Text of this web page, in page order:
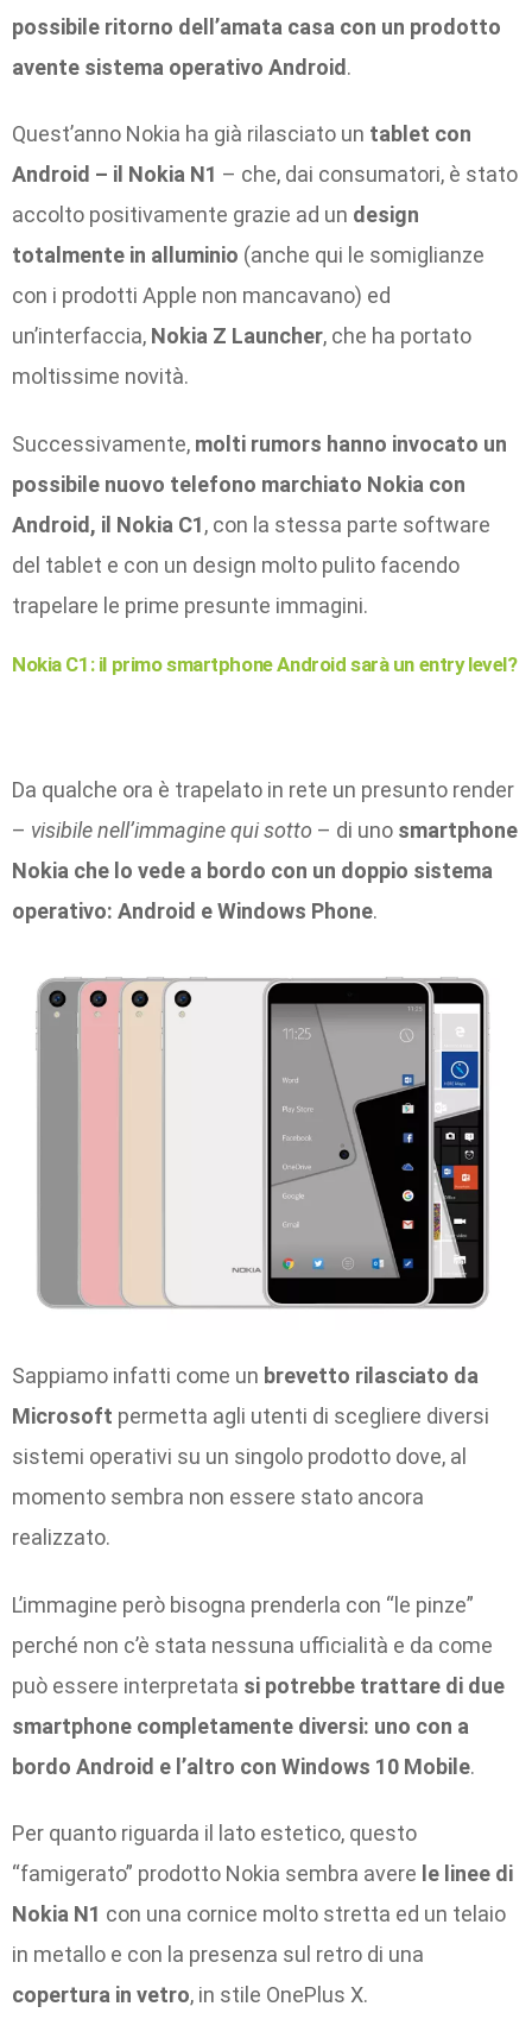
possibile ritorno dell’amata casa con un prodotto
avente sistema operativo Android.
Quest’anno Nokia ha già rilasciato un tablet con
Android – il Nokia N1 – che, dai consumatori, è stato
accolto positivamente grazie ad un design
totalmente in alluminio (anche qui le somiglianze
con i prodotti Apple non mancavano) ed
un’interfaccia, Nokia Z Launcher, che ha portato
moltissime novità.
Successivamente, molti rumors hanno invocato un
possibile nuovo telefono marchiato Nokia con
Android, il Nokia C1, con la stessa parte software
del tablet e con un design molto pulito facendo
trapelare le prime presunte immagini.
Nokia C1: il primo smartphone Android sarà un entry level?
Da qualche ora è trapelato in rete un presunto render
– visibile nell’immagine qui sotto – di uno smartphone
Nokia che lo vede a bordo con un doppio sistema
operativo: Android e Windows Phone.
Sappiamo infatti come un brevetto rilasciato da
Microsoft permetta agli utenti di scegliere diversi
sistemi operativi su un singolo prodotto dove, al
momento sembra non essere stato ancora
realizzato.
L’immagine però bisogna prenderla con “le pinze”
perché non c’è stata nessuna ufficialità e da come
può essere interpretata si potrebbe trattare di due
smartphone completamente diversi: uno con a
bordo Android e l’altro con Windows 10 Mobile.
Per quanto riguarda il lato estetico, questo
“famigerato” prodotto Nokia sembra avere le linee di
Nokia N1 con una cornice molto stretta ed un telaio
in metallo e con la presenza sul retro di una
copertura in vetro, in stile OnePlus X.